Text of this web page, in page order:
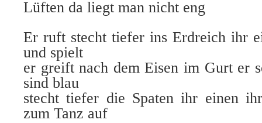
Lüften da liegt man nicht eng
Er ruft stecht tiefer ins Erdreich ihr
und spielt
er greift nach dem Eisen im Gurt er
sind blau
stecht tiefer die Spaten ihr einen
zum Tanz auf